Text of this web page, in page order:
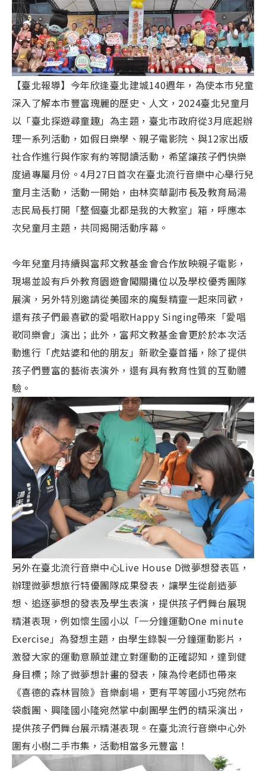
【臺北報導】今年欣逢臺北建城140週年，為使本市兒童
深入了解本市豐富瑰麗的歷史、人文，2024臺北兒童月
以「臺北探遊尋童趣」為主題，臺北市政府從3月底起辦
理一系列活動，如假日樂學、親子電影院、與12家出版
社合作進行與作家有約等閱讀活動，希望讓孩子們快樂
度過專屬月份。4月27日首次在臺北流行音樂中心舉行兒
童月主活動，活動一開始，由林奕華副市長及教育局湯
志民局長打開「整個臺北都是我的大教室」箱，呼應本
次兒童月主題，共同揭開活動序幕。
今年兒童月持續與富邦文教基金會合作放映親子電影，
現場並設有戶外教育園遊會闖關攤位以及學校優秀團隊
展演，另外特別邀請從美國來的魔髮精靈一起來同歡，
還有孩子們最喜歡的愛唱歌Happy Singing帶來「愛唱
歌同樂會」演出；此外，富邦文教基金會更於於本次活
動進行「虎姑婆和他的朋友」新歌全臺首播，除了提供
孩子們豐富的藝術表演外，還有具有教育性質的互動體
驗。
另外在臺北流行音樂中心Live House D微夢想發表區，
辦理微夢想旅行特優團隊成果發表，讓學生從創造夢
想、追逐夢想的發表及學生表演，提供孩子們舞台展現
精湛表現，例如懷生國小以「一分鐘運動One minute
Exercise」為發想主題，由學生錄製一分鐘運動影片，
激發大家的運動意願並建立對運動的正確認知，達到健
身目標；除了微夢想計畫的發表，陳為伶老師也帶來
《喜德的森林冒險》音樂劇場，更有平等國小巧宛然布
袋戲團、興隆國小隆宛然掌中劇團學生們的精采演出，
提供孩子們舞台展示精湛表現。在臺北流行音樂中心外
圍有小樹二手市集，活動相當多元豐富！